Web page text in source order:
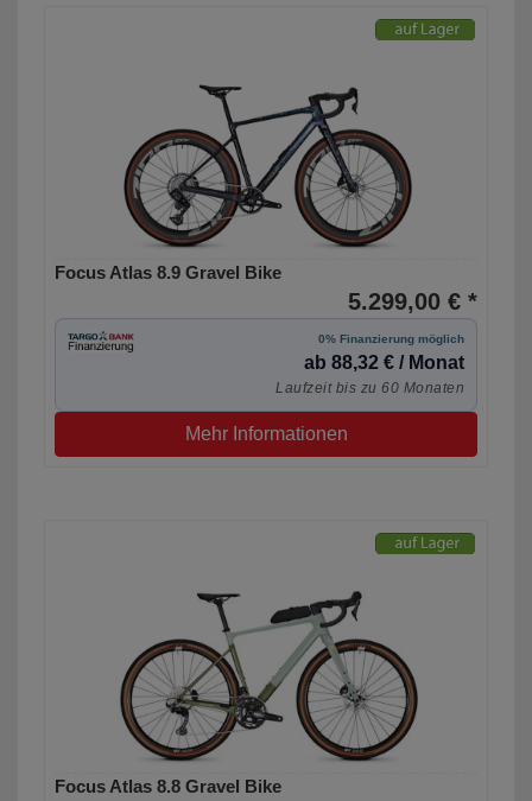
Focus Atlas 8.9 Gravel Bike
5.299,00 € *
0% Finanzierung möglich
ab 88,32 € / Monat
Laufzeit bis zu 60 Monaten
Mehr Informationen
Focus Atlas 8.8 Gravel Bike